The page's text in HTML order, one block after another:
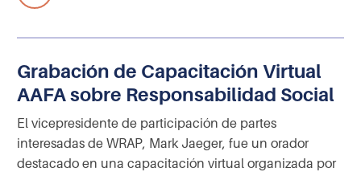
Grabación de Capacitación Virtual
AAFA sobre Responsabilidad Social
El vicepresidente de participación de partes
interesadas de WRAP, Mark Jaeger, fue un orador
destacado en una capacitación virtual organizada por